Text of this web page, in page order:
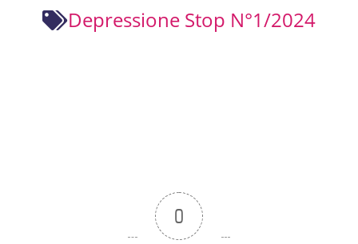
Depressione Stop N°1/2024
0